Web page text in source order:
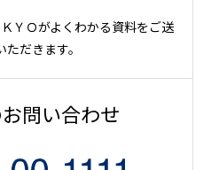
ＹＯがよくわかる資料をご送
だきます。
問い合わせ